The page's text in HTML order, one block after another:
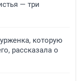
— три
которую
рассказала о